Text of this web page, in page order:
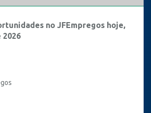
no JFEmpregos hoje,
2026